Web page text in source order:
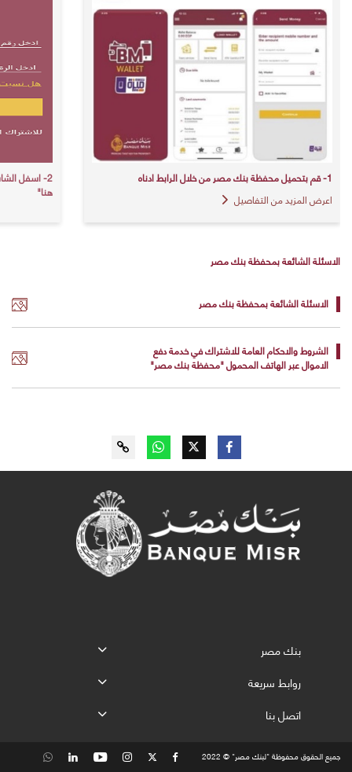
1- قم بتحميل محفظة بنك مصر من خلال الرابط ادناه
اعرض المزيد من التفاصيل
2- اسفل
هنا"
الاسئلة الشائعة بمحفظة بنك مصر
الاسئلة الشائعة بمحفظة بنك مصر
الشروط والاحكام العامة للاشتراك في خدمة دفع
الاموال عبر الهاتف المحمول "محفظة بنك مصر"
بنك مصر
روابط سريعة
اتصل بنا
جميع الحقوق محفوظة "لبنك مصر" © 2022